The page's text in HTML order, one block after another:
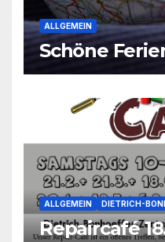
ALLGEMEIN
Schöne
ALLGEMEIN DIETRICH-
Repaircafé